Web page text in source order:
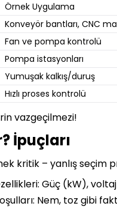
Örnek Uygulama
Konveyör bantları, CNC
Fan ve pompa kontrolü
Pompa istasyonları
Yumuşak kalkış/duruş
Hızlı proses kontrolü
vazgeçilmezi!
İpuçları
kritik – yanlış seçim
Güç (kW),
Nem, toz gibi